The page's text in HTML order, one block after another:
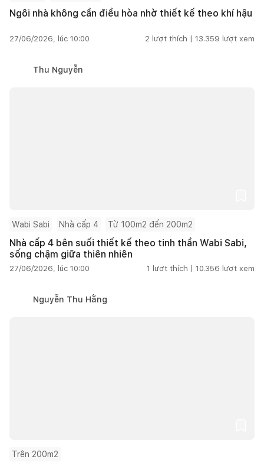
Ngôi nhà không cần điều hòa nhờ thiết kế theo khí hậu
27/06/2026, lúc 10:00 2 lượt thích | 13.359 lượt xem
Thu Nguyễn
Wabi Sabi Nhà cấp 4 Từ 100m2 đến 200m2
Nhà cấp 4 bên suối thiết kế theo tinh thần Wabi Sabi,
sống chậm giữa thiên nhiên
27/06/2026, lúc 10:00 1 lượt thích | 10.356 lượt xem
Nguyễn Thu Hằng
Trên 200m2